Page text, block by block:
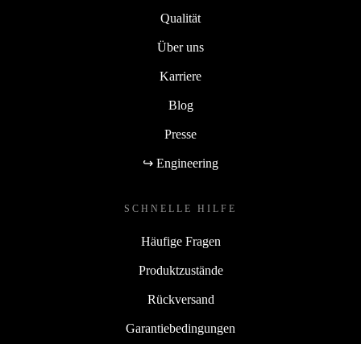
Qualität
Über uns
Karriere
Blog
Presse
↪ Engineering
SCHNELLE HILFE
Häufige Fragen
Produktzustände
Rückversand
Garantiebedingungen